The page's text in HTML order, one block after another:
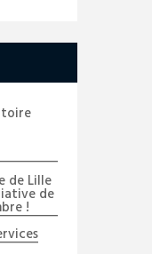
de Lille
de
!